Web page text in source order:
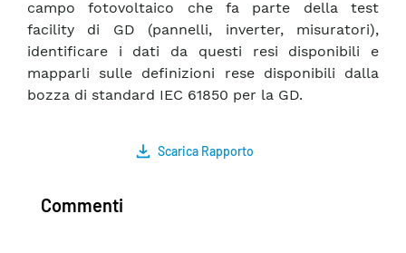
campo fotovoltaico che fa parte della test
facility di GD (pannelli, inverter, misuratori),
identificare i dati da questi resi disponibili e
mapparli sulle definizioni rese disponibili dalla
bozza di standard IEC 61850 per la GD.
Scarica Rapporto
Commenti